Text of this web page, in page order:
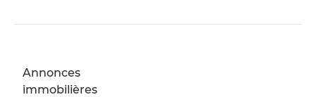
Annonces
immobilières